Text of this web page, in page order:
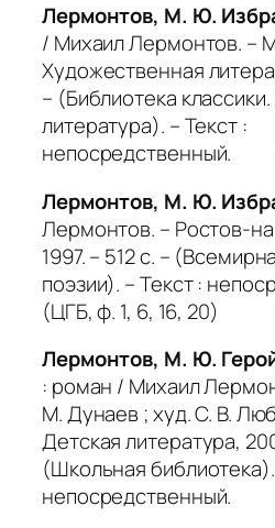
Лермонтов, М. Ю.
/ Михаил Лермонтов. –
Художественная
– (Библиотека
литература). – Текст :
непосредственный.
Лермонтов, М. Ю.
Лермонтов. – Ростов-
1997. – 512 с. –
поэзии). – Текст :
(ЦГБ, ф. 1, 6, 16, 20)
Лермонтов, М. Ю.
: роман / Михаил
М. Дунаев ; худ. С. В.
Детская литература,
(Школьная библиотека).